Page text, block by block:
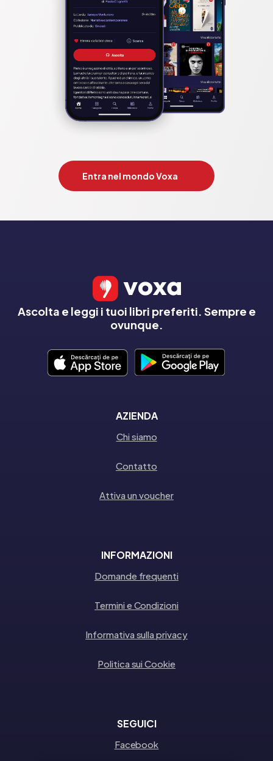
Entra nel mondo Voxa
Ascolta e leggi i tuoi libri preferiti. Sempre e
ovunque.
AZIENDA
Chi siamo
Contatto
Attiva un voucher
INFORMAZIONI
Domande frequenti
Termini e Condizioni
Informativa sulla privacy
Politica sui Cookie
SEGUICI
Facebook